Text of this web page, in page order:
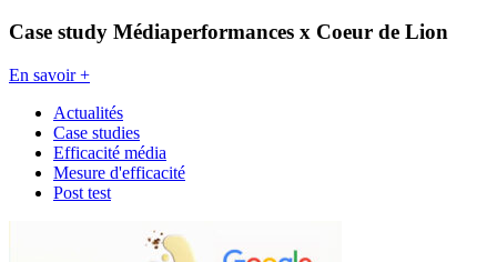
Case study Médiaperformances x Coeur de Lion
En savoir +
Actualités
Case studies
Efficacité média
Mesure d'efficacité
Post test